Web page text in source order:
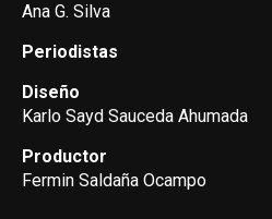
Ana G. Silva
Periodistas
Diseño
Karlo Sayd Sauceda Ahumada
Productor
Fermin Saldaña Ocampo